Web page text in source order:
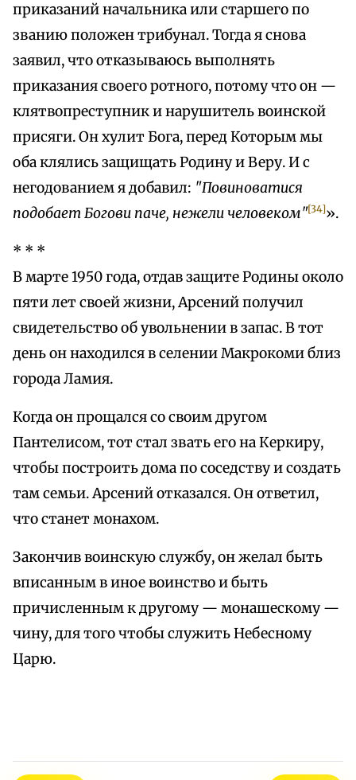
приказаний начальника или старшего по
званию положен трибунал. Тогда я снова
заявил, что отказываюсь выполнять
приказания своего ротного, потому что он —
клятвопреступник и нарушитель воинской
присяги. Он хулит Бога, перед Которым мы
оба клялись защищать Родину и Веру. И с
негодованием я добавил: "Повиноватися
подобает Богови паче, нежели человеком"[34]».
* * *
В марте 1950 года, отдав защите Родины около
пяти лет своей жизни, Арсений получил
свидетельство об увольнении в запас. В тот
день он находился в селении Макрокоми близ
города Ламия.
Когда он прощался со своим другом
Пантелисом, тот стал звать его на Керкиру,
чтобы построить дома по соседству и создать
там семьи. Арсений отказался. Он ответил,
что станет монахом.
Закончив воинскую службу, он желал быть
вписанным в иное воинство и быть
причисленным к другому — монашескому —
чину, для того чтобы служить Небесному
Царю.